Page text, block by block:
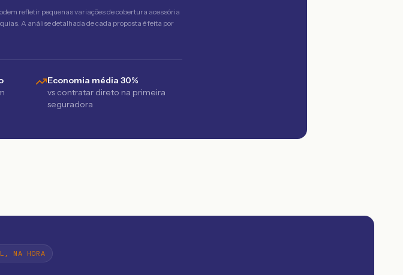
refletir pequenas variações de cobertura acessória
A análise detalhada de cada proposta é feita por
Economia média 30%
vs contratar direto na primeira
seguradora
NA HORA